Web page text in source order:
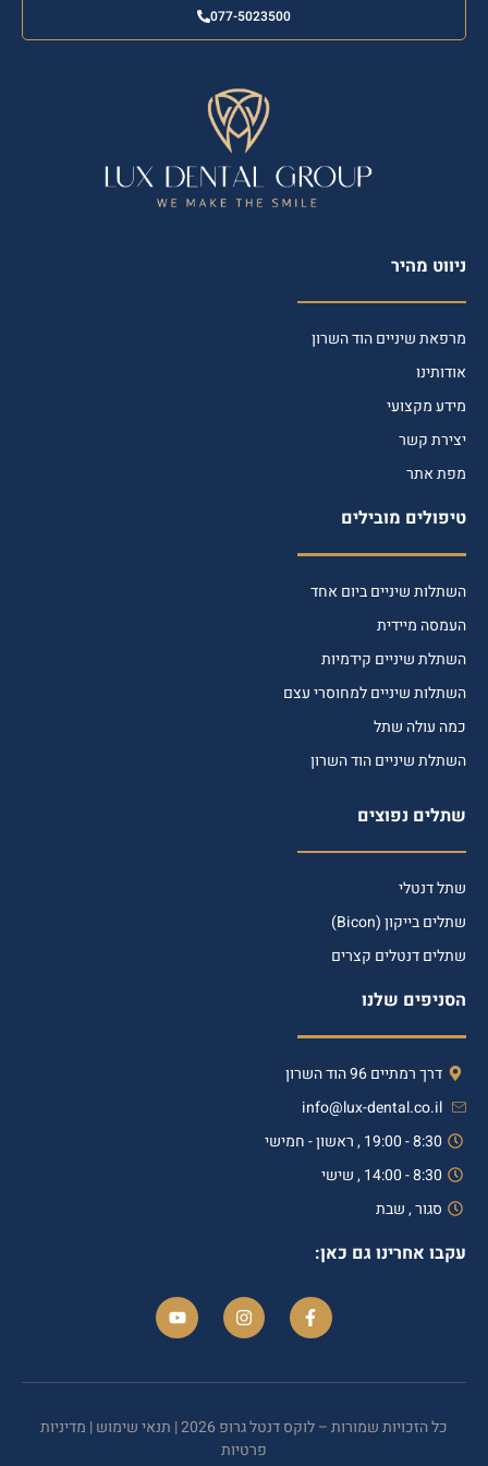
077-5023500
ניווט מהיר
מרפאת שיניים הוד השרון
אודותינו
מידע מקצועי
יצירת קשר
מפת אתר
טיפולים מובילים
השתלות שיניים ביום אחד
העמסה מיידית
השתלת שיניים קידמיות
השתלות שיניים למחוסרי עצם
כמה עולה שתל
השתלת שיניים הוד השרון
שתלים נפוצים
שתל דנטלי
שתלים בייקון (Bicon)
שתלים דנטלים קצרים
הסניפים שלנו
דרך רמתיים 96 הוד השרון
info@lux-dental.co.il
8:30 - 19:00 , ראשון - חמישי
8:30 - 14:00 , שישי
סגור , שבת
עקבו אחרינו גם כאן:
כל הזכויות שמורות – לוקס דנטל גרופ 2026 | תנאי שימוש|מדיניות
פרטיות